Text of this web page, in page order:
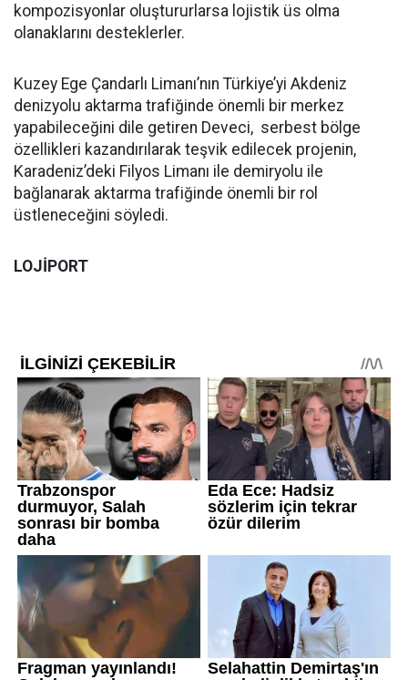
kompozisyonlar oluştururlarsa lojistik üs olma
olanaklarını desteklerler.
Kuzey Ege Çandarlı Limanı’nın Türkiye’yi Akdeniz
denizyolu aktarma trafiğinde önemli bir merkez
yapabileceğini dile getiren Deveci, serbest bölge
özellikleri kazandırılarak teşvik edilecek projenin,
Karadeniz’deki Filyos Limanı ile demiryolu ile
bağlanarak aktarma trafiğinde önemli bir rol
üstleneceğini söyledi.
LOJİPORT